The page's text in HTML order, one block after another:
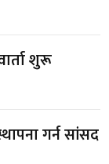
शुरू
गर्न सांसद